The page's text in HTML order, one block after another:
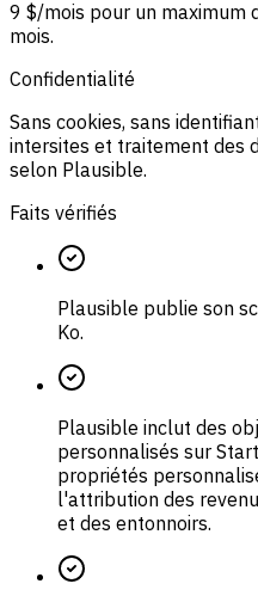
9 $/mois pour un maximum
mois.
Confidentialité
Sans cookies, sans
intersites et traitement des
selon Plausible.
Faits vérifiés
Plausible publie son
Ko.
Plausible inclut des
personnalisés sur
propriétés
l'attribution des
et des entonnoirs.